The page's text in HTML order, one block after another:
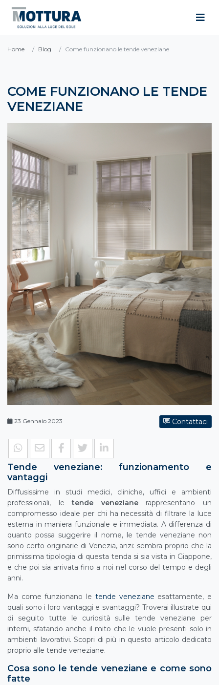
Home Blog Come funzionano le tende veneziane
COME FUNZIONANO LE TENDE
VENEZIANE
23 Gennaio 2023 Contattaci
Tende veneziane: funzionamento e
vantaggi
Diffusissime in studi medici, cliniche, uffici e ambienti
professionali, letende venezianerappresentano un
compromesso ideale per chi ha necessità di filtrare la luce
esterna in maniera funzionale e immediata. A differenza di
quanto possa suggerire il nome, le tende veneziane non
sono certo originarie di Venezia, anzi: sembra proprio che la
primissima tipologia di questa tenda si sia vista in Giappone,
e che poi sia arrivata fino a noi nel corso del tempo e degli
anni.
Ma come funzionano le tende veneziane esattamente, e
quali sono i loro vantaggi e svantaggi? Troverai illustrate qui
di seguito tutte le curiosità sulle tende veneziane per
interni, sfatando anche il mito che le vuole presenti solo in
ambienti lavorativi. Scopri di più in questo articolo dedicato
proprio alle tende veneziane.
Cosa sono le tende veneziane e come sono
fatte